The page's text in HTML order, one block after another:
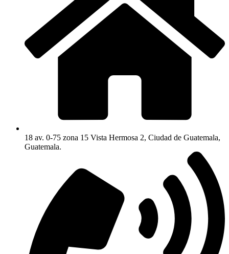
18 av. 0-75 zona 15 Vista Hermosa 2, Ciudad de Guatemala,
Guatemala.